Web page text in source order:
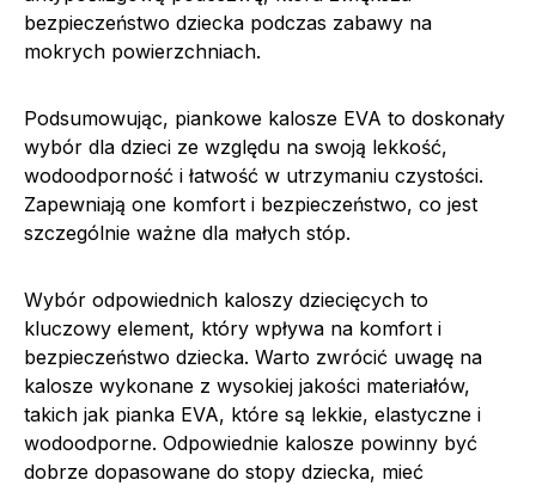
bezpieczeństwo dziecka podczas zabawy na
mokrych powierzchniach.
Podsumowując, piankowe kalosze EVA to doskonały
wybór dla dzieci ze względu na swoją lekkość,
wodoodporność i łatwość w utrzymaniu czystości.
Zapewniają one komfort i bezpieczeństwo, co jest
szczególnie ważne dla małych stóp.
Wybór odpowiednich kaloszy dziecięcych to
kluczowy element, który wpływa na komfort i
bezpieczeństwo dziecka. Warto zwrócić uwagę na
kalosze wykonane z wysokiej jakości materiałów,
takich jak pianka EVA, które są lekkie, elastyczne i
wodoodporne. Odpowiednie kalosze powinny być
dobrze dopasowane do stopy dziecka, mieć